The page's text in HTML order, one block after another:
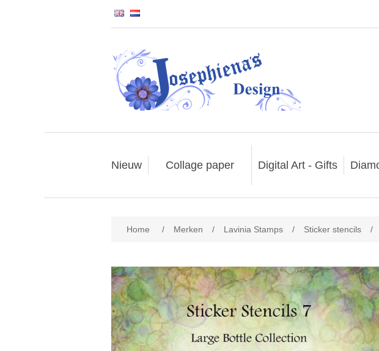
Nieuw Collage paper Digital Art - Gifts
Home / Merken / Lavinia Stamps / Sticker stencils /